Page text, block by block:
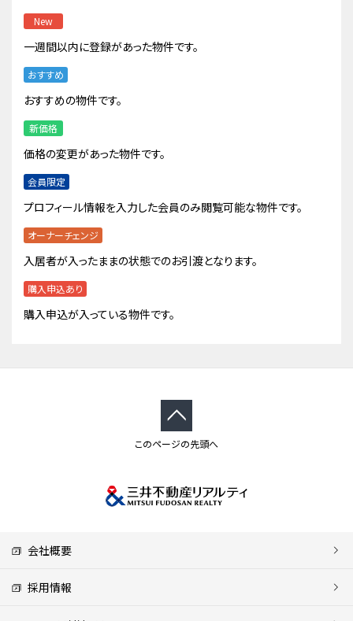
New
一週間以内に登録があった物件です。
おすすめ
おすすめの物件です。
新価格
価格の変更があった物件です。
会員限定
プロフィール情報を入力した会員のみ閲覧可能な物件です。
オーナーチェンジ
入居者が入ったままの状態でのお引渡となります。
購入申込あり
購入申込が入っている物件です。
このページの先頭へ
会社概要
採用情報